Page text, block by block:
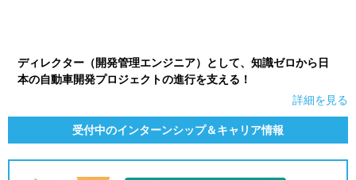
ディレクター（開発管理エンジニア）として、知識ゼロから日
本の自動車開発プロジェクトの進行を支える！
詳細を見る
受付中のインターンシップ＆キャリア情報